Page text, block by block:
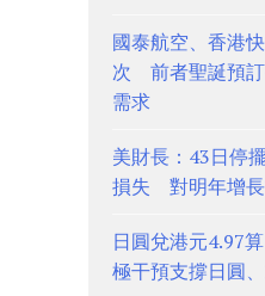
國泰航空、香港
次 前者聖誕預訂
需求
美財長：43日停
損失 對明年增
日圓兌港元4.97
極干預支撐日圓